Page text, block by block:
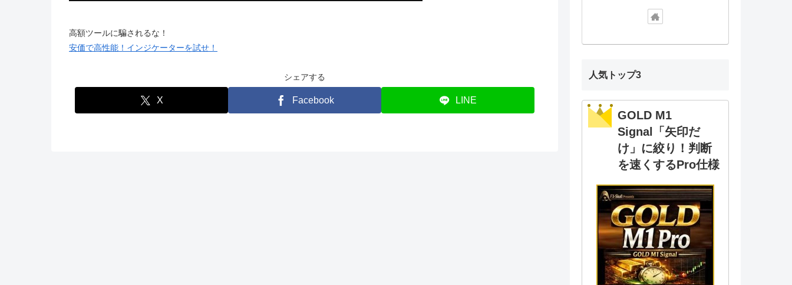
高額ツールに騙されるな！
安価で高性能！インジケーターを試せ！
シェアする
X Facebook LINE
人気トップ3
GOLD M1
Signal「矢印だ
け」に絞り！判断
を速くするPro仕様